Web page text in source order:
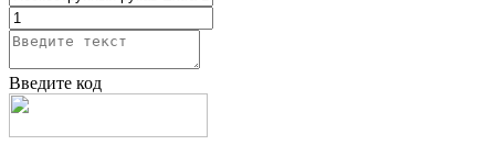
Введите код